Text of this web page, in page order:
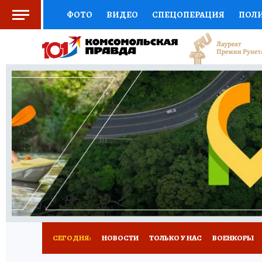
ФОТО ВИДЕО СПЕЦОПЕРАЦИЯ
СОЦПОДДЕРЖКА НАУКА СПЕЦПРОЕКТЫ
НАЦИОНАЛЬНЫЕ ПРОЕКТЫ РОССИИ
ЖЕНСКИЕ СЕКРЕТЫ ПУТЕВОДИТЕЛЬ
ДЕФИЦИТ ЖЕЛЕЗА ПРЕСС-ЦЕНТР
РЕКЛАМА ТЕСТЫ НОВОЕ НА САЙТЕ
СЕГОДНЯ: НОВОСТИ ТОЛЬКО У НАС ВОЕНКОРЫ